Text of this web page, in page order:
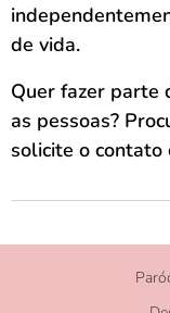
de vida.
Quer fazer parte
as pessoas?
solicite o contato